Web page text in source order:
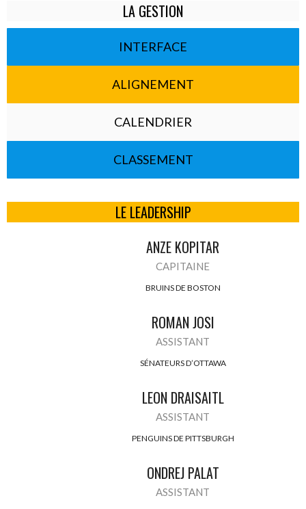
LA GESTION
INTERFACE
ALIGNEMENT
CALENDRIER
CLASSEMENT
LE LEADERSHIP
ANZE KOPITAR
CAPITAINE
BRUINS DE BOSTON
ROMAN JOSI
ASSISTANT
SÉNATEURS D’OTTAWA
LEON DRAISAITL
ASSISTANT
PENGUINS DE PITTSBURGH
ONDREJ PALAT
ASSISTANT